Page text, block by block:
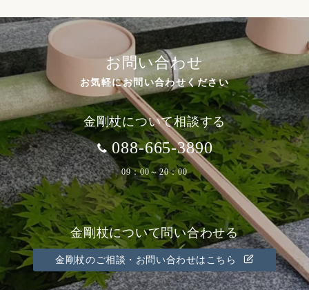
お問い合わせ
お気軽にお問い合わせください
金剛杖について相談する
088-665-3890
09：00～20：00
金剛杖について問い合わせる
金剛杖のご相談・お問い合わせはこちら